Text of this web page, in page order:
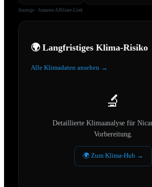
Anzeige · Amazon Affiliate-Link
🌍 Langfristiges Klima-Risiko
Alle Klimadaten ansehen →
🔬
Detaillierte Klimaanalyse für
Vorbereitung.
🌍 Zum Klima-Hub →